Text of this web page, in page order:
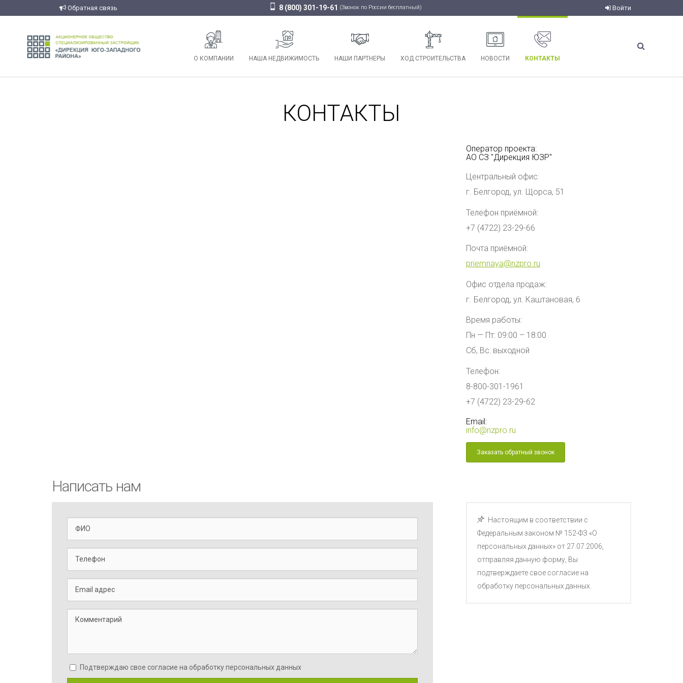
Обратная связь 8 (800) 301-19-61 (Звонок по России бесплатный) Войти
О КОМПАНИИ НАША НЕДВИЖИМОСТЬ НАШИ ПАРТНЕРЫ ХОД СТРОИТЕЛЬСТВА НОВОСТИ КОНТАКТЫ
КОНТАКТЫ
Оператор проекта:
АО СЗ "Дирекция ЮЗР"
Центральный офис:
г. Белгород, ул. Щорса, 51
Телефон приёмной:
+7 (4722) 23-29-66
Почта приёмной:
priemnaya@nzpro.ru
Офис отдела продаж:
г. Белгород, ул. Каштановая, 6
Время работы:
Пн — Пт: 09:00 – 18:00
Сб, Вс: выходной
Телефон:
8-800-301-1961
+7 (4722) 23-29-62
Email:
info@nzpro.ru
Заказать обратный звонок
Написать нам
Подтверждаю свое согласие на обработку персональных данных
Настоящим в соответствии с
Федеральным законом № 152-ФЗ «О
персональных данных» от 27.07.2006,
отправляя данную форму, Вы
подтверждаете свое согласие на
обработку персональных данных.